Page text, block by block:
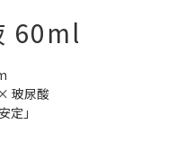
60ml
玻尿酸
」